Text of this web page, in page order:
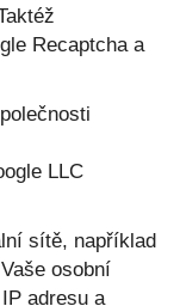
Recaptcha a
LLC
sítě, například
osobní
adresu a